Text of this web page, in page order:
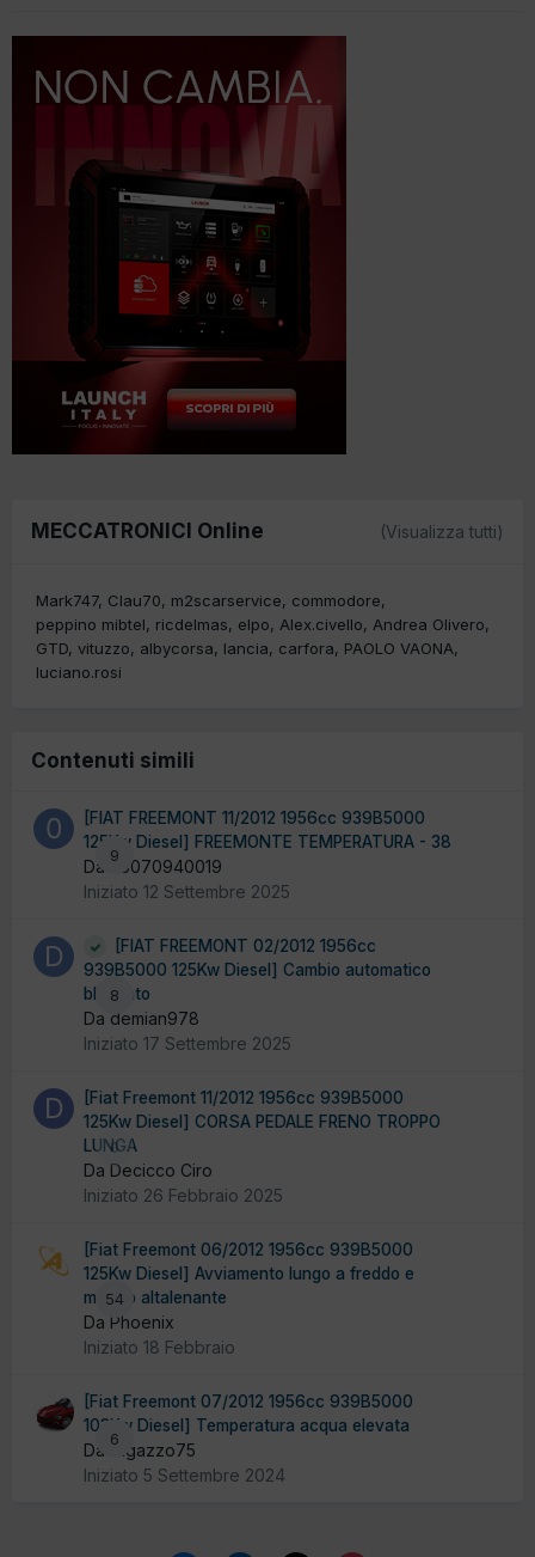
MECCATRONICI Online (Visualizza tutti)
Mark747 Clau70 m2scarservice
commodore
peppino mibtel
ricdelmas elpo Alex.civello
Andrea Olivero
GTD vituzzo albycorsa lancia carfora
PAOLO VAONA
luciano.rosi
Contenuti simili
9
[FIAT FREEMONT 11/2012 1956cc 939B5000
125Kw Diesel] FREEMONTE TEMPERATURA - 38
Da 05070940019
Iniziato 12 Settembre 2025
8
[FIAT FREEMONT 02/2012 1956cc
939B5000 125Kw Diesel] Cambio automatico
bloccato
Da demian978
Iniziato 17 Settembre 2025
0
[Fiat Freemont 11/2012 1956cc 939B5000
125Kw Diesel] CORSA PEDALE FRENO TROPPO
LUNGA
Da Decicco Ciro
Iniziato 26 Febbraio 2025
54
[Fiat Freemont 06/2012 1956cc 939B5000
125Kw Diesel] Avviamento lungo a freddo e
minimo altalenante
Da Phoenix
Iniziato 18 Febbraio
6
[Fiat Freemont 07/2012 1956cc 939B5000
103Kw Diesel] Temperatura acqua elevata
Da ragazzo75
Iniziato 5 Settembre 2024